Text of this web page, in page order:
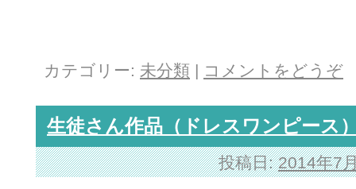
カテゴリー: 未分類 | コメントをどうぞ
生徒さん作品（ドレスワンピース
投稿日: 2014年7